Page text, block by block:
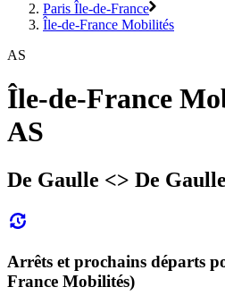
Paris Île-de-France
Île-de-France Mobilités
AS
Île-de-France
AS
De Gaulle <> De Gaulle
Arrêts et prochains départs
France Mobilités)